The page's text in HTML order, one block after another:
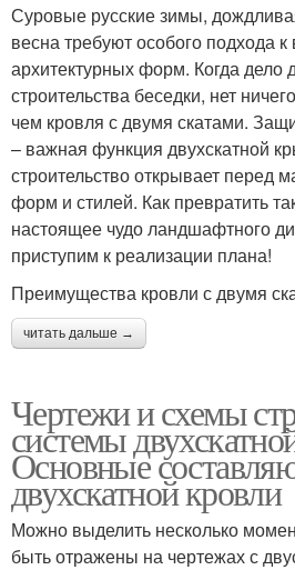
Суровые русские зимы,
весна требуют особого подхода
архитектурных форм. Когда дело
строительства беседки, нет
чем кровля с двумя скатами.
– важная функция двухскатной
строительство открывает перед
форм и стилей. Как превратить
настоящее чудо ландшафтного
приступим к реализации плана!
Преимущества кровли с двумя
читать дальше →
Чертежи и схемы
системы
Основные
двухскатной кровли
Можно выделить несколько
быть отражены на чертежах с